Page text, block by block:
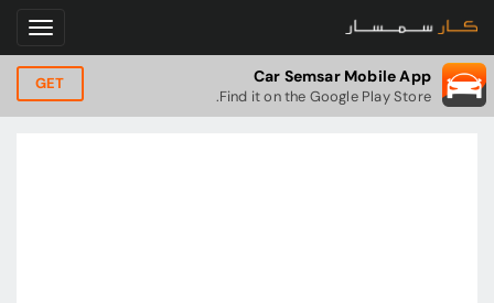
Car Semsar Mobile App
Find it on the Google Play Store.
GET